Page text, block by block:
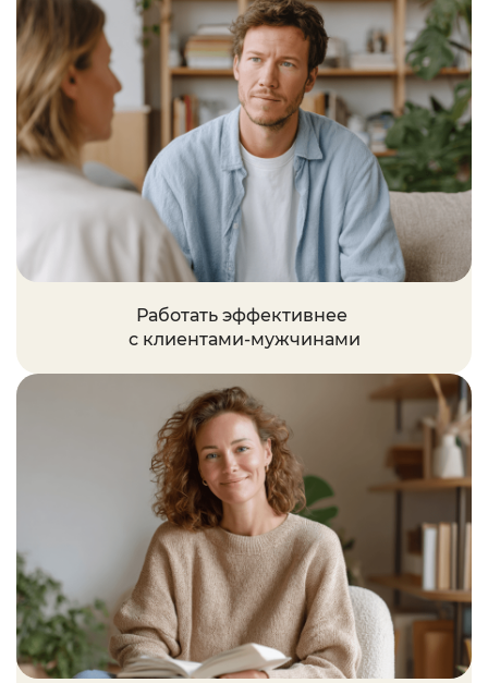
Работать эффективнее
с клиентами-мужчинами